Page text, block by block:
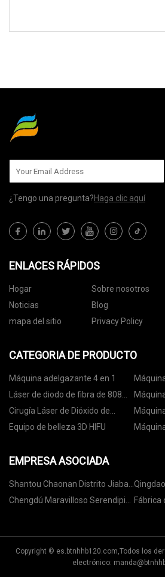
¿Tengo una pregunta?Haga clic aquí
ENLACES RÁPIDOS
Hogar Sobre nosotros
Noticias
Blog
mapa del sitio
Privacy Policy
CATEGORIA DE PRODUCTO
Máquina adelgazante 4 en 1
Láser de diodo de fibra de 808
nm
Cirugía Láser de Dióxido de
Carbono
Equipo de belleza 3D HIFU
EMPRESA ASOCIADA
Shantou Chaonan Distrito Jiabao
Industriales Compañía , Limitado
Chengdú Maravilloso Serendipia
Fábrica
Copyright © es.btnhhb120.com,Todos los
electrónico: